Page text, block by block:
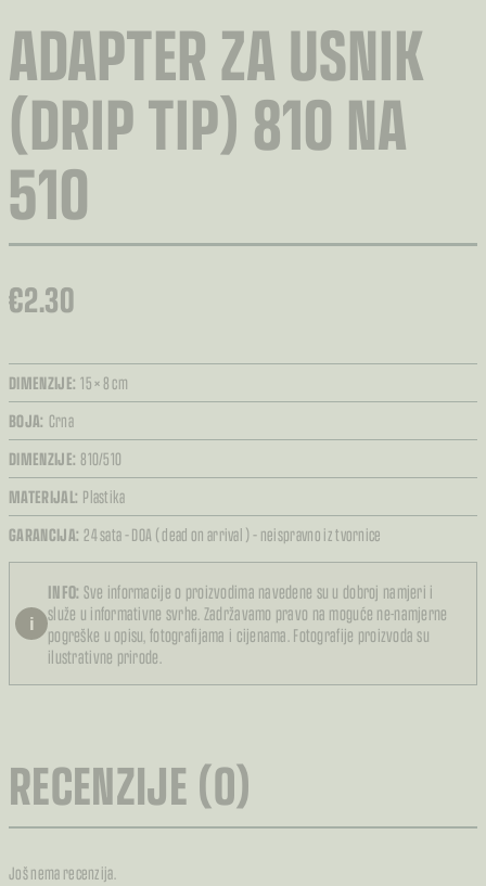
ADAPTER ZA USNIK
(DRIP TIP) 810 NA
510
€2.30
DIMENZIJE: 15 × 8 cm
BOJA: Crna
DIMENZIJE: 810/510
MATERIJAL: Plastika
GARANCIJA: 24 sata – DOA ( dead on arrival ) – neispravno iz tvornice
i
INFO: Sve informacije o proizvodima navedene su u dobroj namjeri i
služe u informativne svrhe. Zadržavamo pravo na moguće ne-namjerne
pogreške u opisu, fotografijama i cijenama. Fotografije proizvoda su
ilustrativne prirode.
RECENZIJE (0)
Još nema recenzija.